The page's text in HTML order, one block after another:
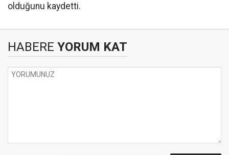
olduğunu kaydetti.
HABERE YORUM KAT